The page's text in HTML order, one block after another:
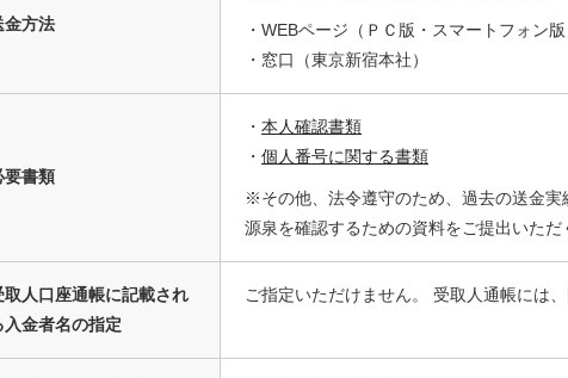
金方法
・WEBページ（ＰＣ版・スマートフォン版
・窓口（東京新宿本社）
要書類
・ 本人確認書類
・ 個人番号に関する書類
※その他、法令遵守のため、過去の送金
源泉を確認するための資料をご提出いただ
取人口座通帳に記載され
入金者名の指定
ご指定いただけません。 受取人通帳には